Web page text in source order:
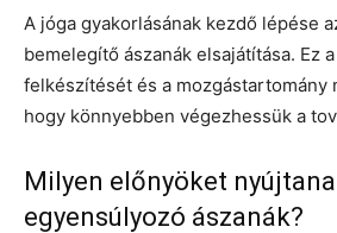
A jóga gyakorlásának kezdő lépése
bemelegítő ászanák elsajátítása. Ez
felkészítését és a mozgástartomány
hogy könnyebben végezhessük a
Milyen előnyöket
egyensúlyozó ászanák?